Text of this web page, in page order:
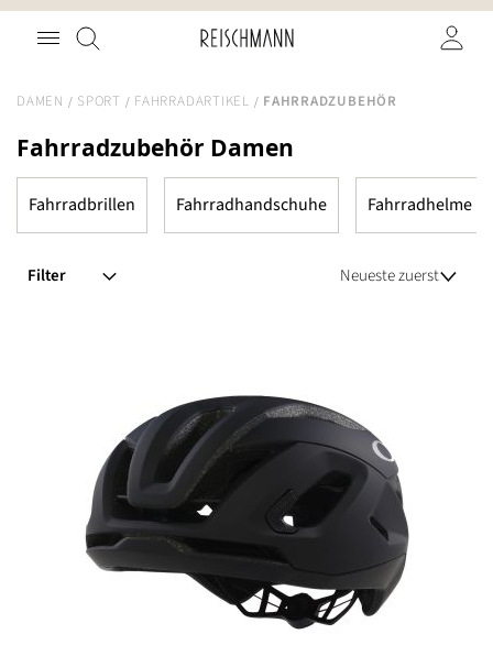
Zum
Inhalt
Suche
DAMEN SPORT FAHRRADARTIKEL FAHRRADZUBEHÖR
Fahrradzubehör Damen
Fahrradbrillen Fahrradhandschuhe Fahrradhelme
Filter